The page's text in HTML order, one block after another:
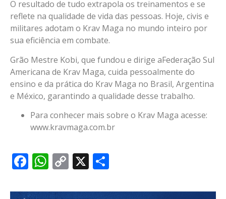
O resultado de tudo extrapola os treinamentos e se
reflete na qualidade de vida das pessoas. Hoje, civis e
militares adotam o Krav Maga no mundo inteiro por
sua eficiência em combate.
Grão Mestre Kobi, que fundou e dirige aFederação Sul
Americana de Krav Maga, cuida pessoalmente do
ensino e da prática do Krav Maga no Brasil, Argentina
e México, garantindo a qualidade desse trabalho.
Para conhecer mais sobre o Krav Maga acesse:
www.kravmaga.com.br
Facebook
WhatsApp
Copy
X